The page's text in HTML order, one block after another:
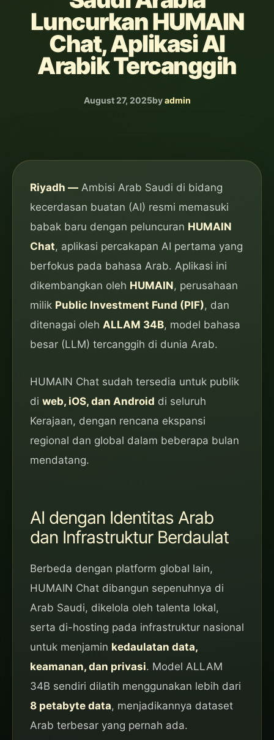
Luncurkan HUMAIN
Chat, Aplikasi AI
Arabik Tercanggih
August 27, 2025byadmin
Riyadh — Ambisi Arab Saudi di bidang
kecerdasan buatan (AI) resmi memasuki
babak baru dengan peluncuran HUMAIN
Chat, aplikasi percakapan AI pertama yang
berfokus pada bahasa Arab. Aplikasi ini
dikembangkan oleh HUMAIN, perusahaan
milik Public Investment Fund (PIF), dan
ditenagai oleh ALLAM 34B, model bahasa
besar (LLM) tercanggih di dunia Arab.
HUMAIN Chat sudah tersedia untuk publik
di web, iOS, dan Android di seluruh
Kerajaan, dengan rencana ekspansi
regional dan global dalam beberapa bulan
mendatang.
AI dengan Identitas Arab
dan Infrastruktur Berdaulat
Berbeda dengan platform global lain,
HUMAIN Chat dibangun sepenuhnya di
Arab Saudi, dikelola oleh talenta lokal,
serta di-hosting pada infrastruktur nasional
untuk menjamin kedaulatan data,
keamanan, dan privasi. Model ALLAM
34B sendiri dilatih menggunakan lebih dari
8 petabyte data, menjadikannya dataset
Arab terbesar yang pernah ada.